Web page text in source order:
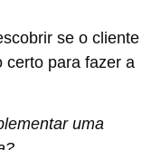
se o cliente
certo para fazer a
uma